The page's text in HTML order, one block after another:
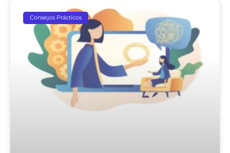
Consejos Prácticos